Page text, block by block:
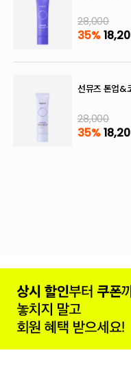
28,000
35%
선뮤즈 톤업&
28,000
35%